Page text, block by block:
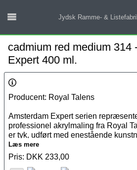
Jydsk Ramme- &
cadmium red medium 314
Expert 400 ml.
Producent: Royal Talens
Amsterdam Expert serien
professionel akrylmaling fra Royal
er tyk, udført med enestående
fremstillet med ekspertise samt de
Amsterdam Expert serien kan
Læs mere
Pris: DKK 233,00